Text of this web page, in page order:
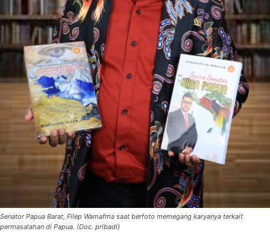
Senator Papua Barat, Filep Wamafma saat berfoto memegang karyanya terkait
permasalahan di Papua. (Doc. pribadi)